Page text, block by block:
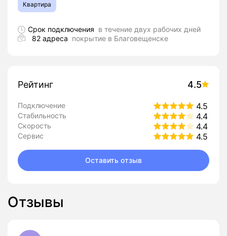
Квартира
Срок подключения в течение двух рабочих дней
82 адреса покрытие в Благовещенске
Рейтинг 4.5
Подключение 4.5
Стабильность 4.4
Скорость 4.4
Сервис 4.5
Оставить отзыв
Отзывы